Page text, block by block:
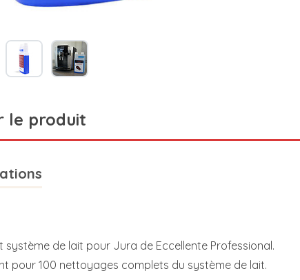
le produit
de lait pour Jura de Eccellente Professional.
pour 100 nettoyages complets du système de lait.